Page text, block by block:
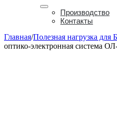
Производство
Контакты
Главная/Полезная нагрузка
оптико-электронная система